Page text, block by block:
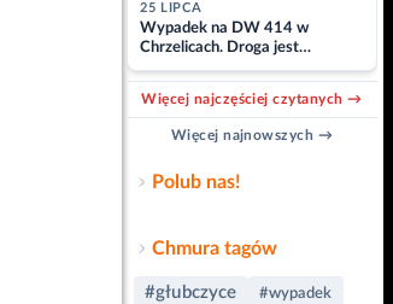
25 LIPCA
Wypadek na DW 414 w
Chrzelicach. Droga jest
zablokowana
Więcej najczęściej czytanych →
Więcej najnowszych →
Polub nas!
Chmura tagów
#głubczyce #wypadek